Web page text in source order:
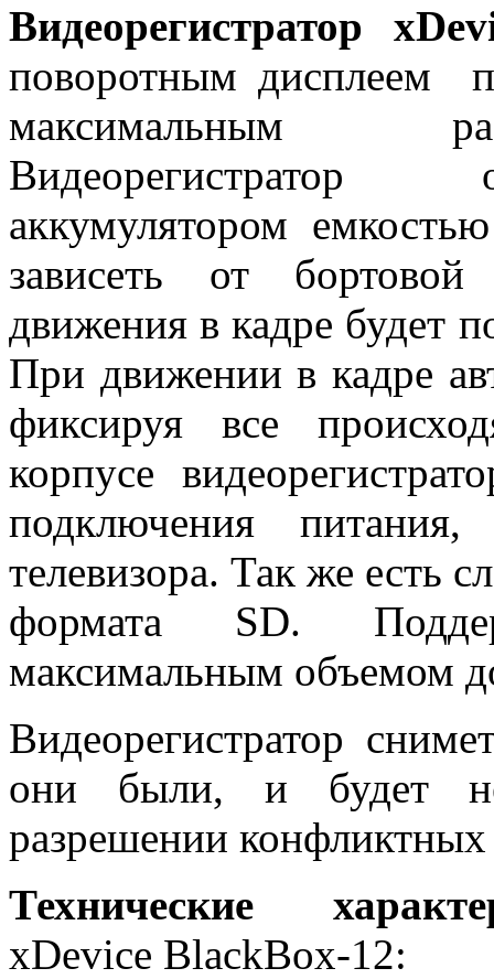
Видеорегистратор
поворотным дисплеем
максимальным
Видеорегистратор
аккумулятором
зависеть от
движения в кадре будет
При движении в кадре
фиксируя все
корпусе
подключения
телевизора. Так же есть
формата SD.
максимальным объемом
Видеорегистратор
они были, и будет
разрешении конфликтных
Технические
xDevice BlackBox-12: